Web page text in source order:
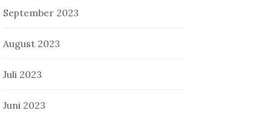
September 2023
August 2023
Juli 2023
Juni 2023